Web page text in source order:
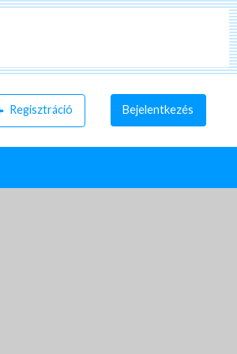
Regisztráció Bejelentkezés